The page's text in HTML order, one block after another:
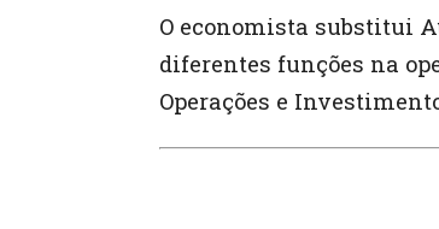
O economista substitui
diferentes funções na
Operações e